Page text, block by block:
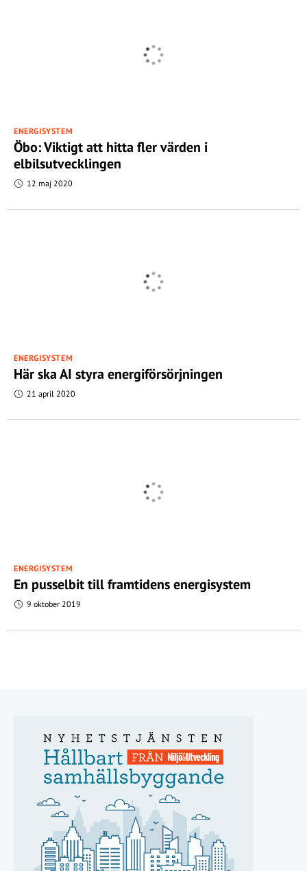
ENERGISYSTEM
Öbo: Viktigt att hitta fler värden i
elbilsutvecklingen
12 maj 2020
ENERGISYSTEM
Här ska AI styra energiförsörjningen
21 april 2020
ENERGISYSTEM
En pusselbit till framtidens energisystem
9 oktober 2019